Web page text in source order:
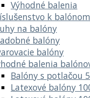
Výhodné balenia
k balónom
na balóny
balóny
balóny
balenia
Balóny s potlačou
Latexové balóny